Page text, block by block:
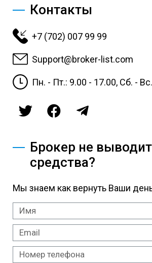
Контакты
+7 (702) 007 99 99
Support@broker-list.com
Пн. - Пт.: 9.00 - 17.00, Сб. -
Брокер не выводит
средства?
Мы знаем как вернуть Ваши